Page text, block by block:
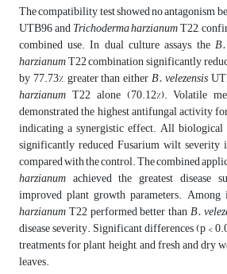
The compatibility test showed no antagonism
UTB96 andTrichoderma harzianumT22,
combined use. In dual culture assays, the
harzianumT22 combination significantly
by 77.73%, greater than eitherB. velezensis
harzianum T22 alone (70.12%). Volatile
demonstrated the highest antifungal activity
indicating a synergistic effect. All biological
significantly reduced Fusarium wilt severity
compared with the control. The combined
harzianum achieved the greatest disease
improved plant growth parameters. Among
harzianumT22 performed better thanB.
disease severity. Significant differences (p <
treatments for plant height, and fresh and dry
leaves.